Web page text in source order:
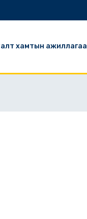
хамтын ажиллагаа